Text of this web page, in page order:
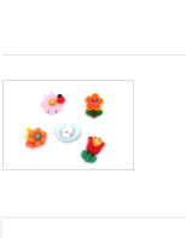
vizitele.
Puteți fi de
acord să
utilizați
toate